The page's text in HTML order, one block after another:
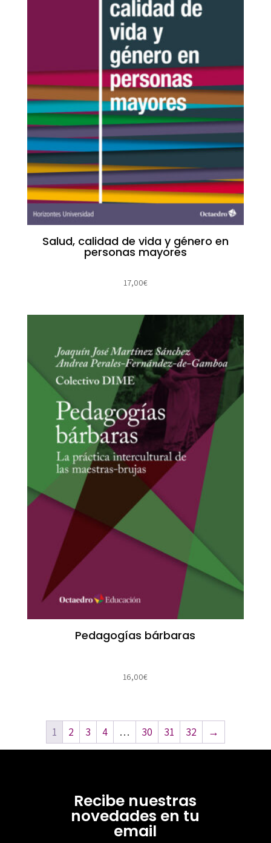
Salud, calidad de vida y género en
personas mayores
17,00€
Pedagogías bárbaras
16,00€
1 2 3 4 … 30 31 32 →
Recibe nuestras
novedades en tu
email